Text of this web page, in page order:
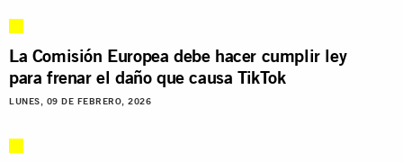
La Comisión Europea debe hacer cumplir ley
para frenar el daño que causa TikTok
LUNES, 09 DE FEBRERO, 2026